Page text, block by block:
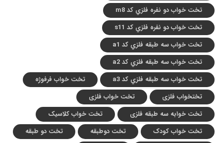
تخت خواب دو نفره فلزي کد m8
تخت خواب دو نفره فلزي کد s11
تخت خواب سه طبقه فلزي کد a1
تخت خواب سه طبقه فلزي کد a2
تخت خواب سه طبقه فلزي کد a3
تخت خواب فرفوژه
تختخواب فلزی
تخت خواب فلزی
تخت خوابه سه طبقه فلزی
تخت خواب کلاسیک
تخت خواب کودک
تخت دوطبقه
تخت دو طبقه